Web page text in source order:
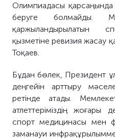
Олимпиадасы қарсаңында
беруге болмайды.
қаржыландырылатын
қызметіне ревизия жасау
Тоқаев.
Бұдан бөлек, Президент
деңгейін арттыру
ретінде атады.
атлеттеріміздің жоғары
спорт медицинасы мен
заманауи